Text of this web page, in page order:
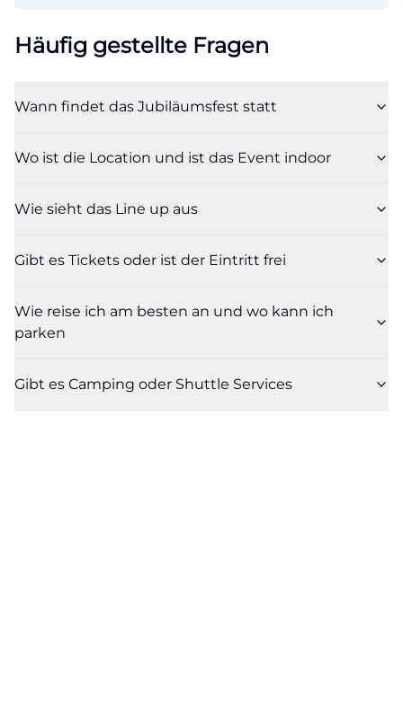
Häufig gestellte Fragen
Wann findet das Jubiläumsfest statt
Wo ist die Location und ist das Event indoor
Wie sieht das Line up aus
Gibt es Tickets oder ist der Eintritt frei
Wie reise ich am besten an und wo kann ich
parken
Gibt es Camping oder Shuttle Services